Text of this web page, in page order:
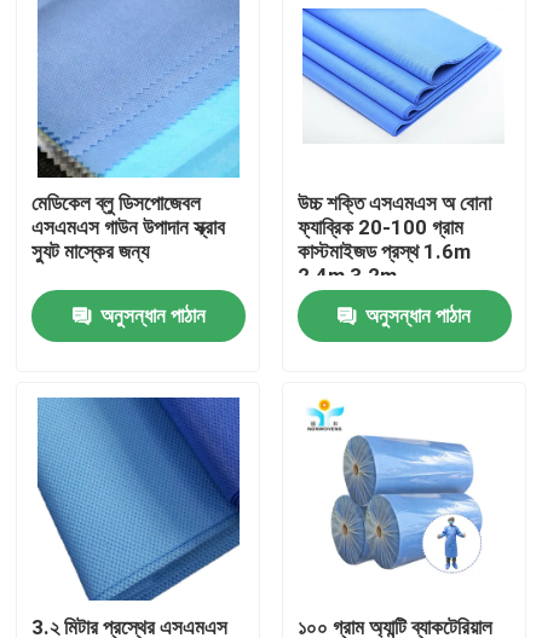
পণ্য
আমাদের সম্পর্কে
কারখানা ভ্রমণ
মান নিয়ন্ত্রণ
যোগাযোগ করুন
উদ্ধৃতির জন্য আবেদন
নিষ্পত্তিযোগ্য প্রতিরক্ষামূলক পরিধান
নিষ্পত্তিযোগ্য সুরক্ষা স্যুট
ডিসপোজেবল প্রতিরক্ষামূলক সামগ্রিক rall
মেডিকেল ব্লু ডিসপোজেবল
এসএমএস গাউন উপাদান স্ক্রাব
স্যুট মাস্কের জন্য
অনুসন্ধান পাঠান
উচ্চ শক্তি এসএমএস অ বোনা
ফ্যাব্রিক 20-100 গ্রাম
কাস্টমাইজড প্রস্থ 1.6m
2.4m 3.2m
অনুসন্ধান পাঠান
3.২ মিটার প্রস্থের এসএমএস ১০০ গ্রাম অ্যান্টি ব্যাকটেরিয়াল